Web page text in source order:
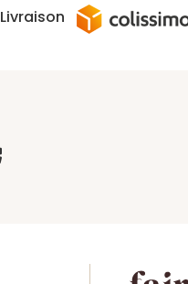
Livraison